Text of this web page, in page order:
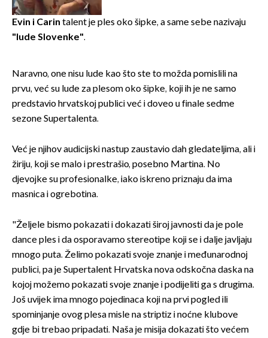
Evin i Carin talent je ples oko šipke, a same sebe nazivaju
"lude Slovenke".
Naravno, one nisu lude kao što ste to možda pomislili na
prvu, već su lude za plesom oko šipke, koji ih je ne samo
predstavio hrvatskoj publici već i doveo u finale sedme
sezone Supertalenta.
Već je njihov audicijski nastup zaustavio dah gledateljima, ali i
žiriju, koji se malo i prestrašio, posebno Martina. No
djevojke su profesionalke, iako iskreno priznaju da ima
masnica i ogrebotina.
"Željele bismo pokazati i dokazati široj javnosti da je pole
dance ples i da osporavamo stereotipe koji se i dalje javljaju
mnogo puta. Želimo pokazati svoje znanje i međunarodnoj
publici, pa je Supertalent Hrvatska nova odskočna daska na
kojoj možemo pokazati svoje znanje i podijeliti ga s drugima.
Još uvijek ima mnogo pojedinaca koji na prvi pogled ili
spominjanje ovog plesa misle na striptiz i noćne klubove
gdje bi trebao pripadati. Naša je misija dokazati što većem